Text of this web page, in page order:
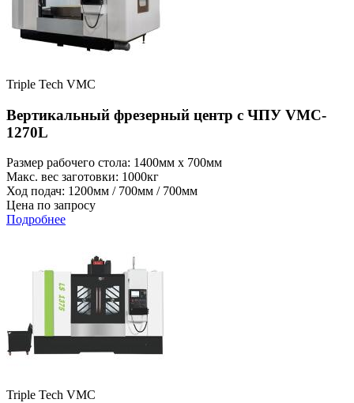
Triple Tech VMC
Вертикальный фрезерный центр с ЧПУ VMC-
1270L
Размер рабочего стола: 1400мм x 700мм
Макс. вес заготовки: 1000кг
Ход подач: 1200мм / 700мм / 700мм
Цена по запросу
Подробнее
Triple Tech VMC